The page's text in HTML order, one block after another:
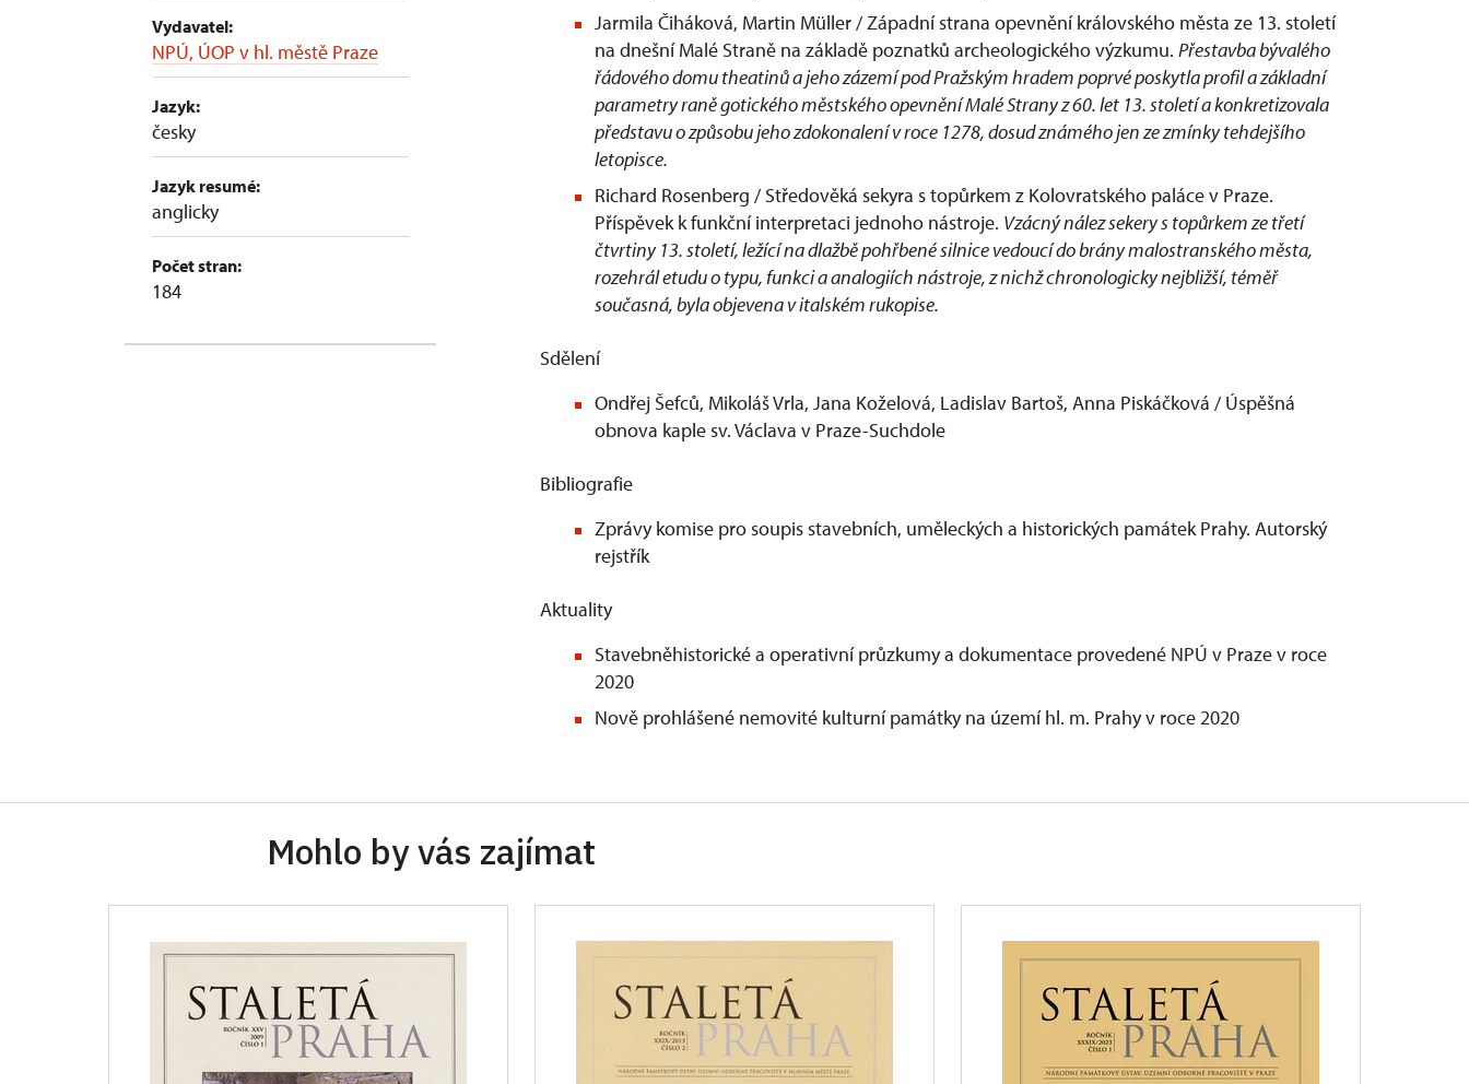
Vydavatel:
NPÚ, ÚOP v hl. městě Praze
Jazyk:
česky
Jazyk resumé:
anglicky
Počet stran:
184
Jarmila Čiháková, Martin Müller / Západní strana opevnění královského města ze 13. století
na dnešní Malé Straně na základě poznatků archeologického výzkumu. Přestavba bývalého
řádového domu theatinů a jeho zázemí pod Pražským hradem poprvé poskytla profil a základní
parametry raně gotického městského opevnění Malé Strany z 60. let 13. století a konkretizovala
představu o způsobu jeho zdokonalení v roce 1278, dosud známého jen ze zmínky tehdejšího
letopisce.
Richard Rosenberg / Středověká sekyra s topůrkem z Kolovratského paláce v Praze.
Příspěvek k funkční interpretaci jednoho nástroje. Vzácný nález sekery s topůrkem ze třetí
čtvrtiny 13. století, ležící na dlažbě pohřbené silnice vedoucí do brány malostranského města,
rozehrál etudu o typu, funkci a analogiích nástroje, z nichž chronologicky nejbližší, téměř
současná, byla objevena v italském rukopise.
Sdělení
Ondřej Šefců, Mikoláš Vrla, Jana Koželová, Ladislav Bartoš, Anna Piskáčková / Úspěšná
obnova kaple sv. Václava v Praze-Suchdole
Bibliografie
Zprávy komise pro soupis stavebních, uměleckých a historických památek Prahy. Autorský
rejstřík
Aktuality
Stavebněhistorické a operativní průzkumy a dokumentace provedené NPÚ v Praze v roce
2020
Nově prohlášené nemovité kulturní památky na území hl. m. Prahy v roce 2020
Mohlo by vás zajímat